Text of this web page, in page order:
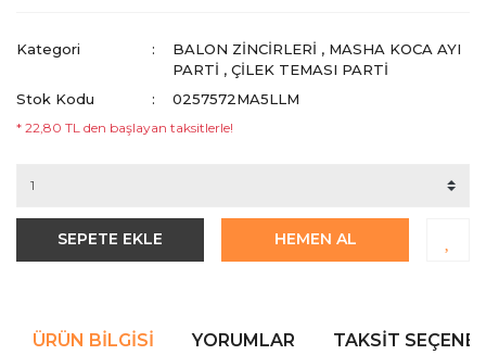
Kategori BALON ZİNCİRLERİ , MASHA KOCA AYI
PARTI ,ÇILEK TEMASI PARTI
Stok Kodu
0257572MA5LLM
* 22,80 TL den başlayan taksitlerle!
SEPETE EKLE HEMEN AL
ÜRÜN BILGISI YORUMLAR TAKSIT